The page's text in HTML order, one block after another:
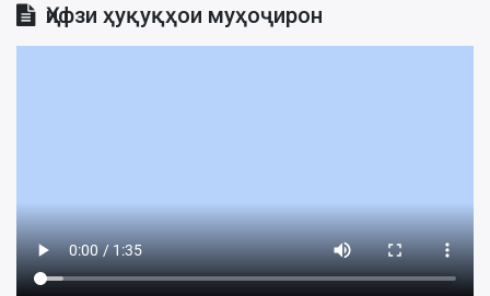
Ҳифзи ҳуқуқҳои муҳоҷирон